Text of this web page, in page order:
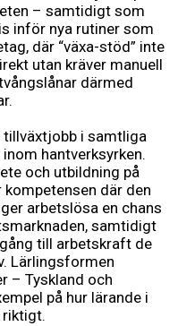
– samtidigt som
inför nya rutiner som
där “växa-stöd” inte
utan kräver manuell
därmed
i samtliga
hantverksyrken.
och utbildning på
där den
arbetslösa en chans
samtidigt
till arbetskraft de
Lärlingsformen
– Tyskland och
på hur lärande i
riktigt.